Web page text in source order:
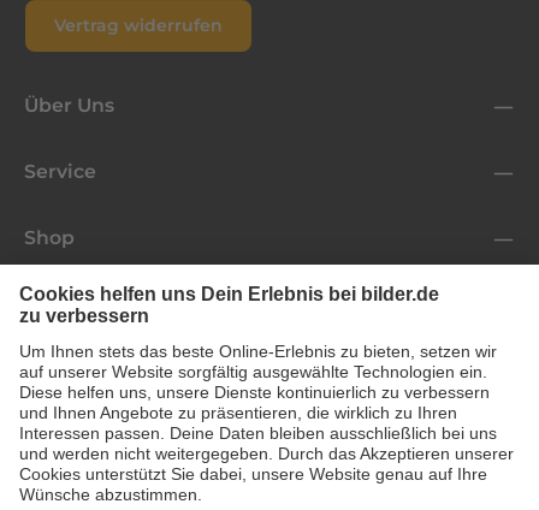
Vertrag widerrufen
Über Uns
Service
Shop
Folge uns